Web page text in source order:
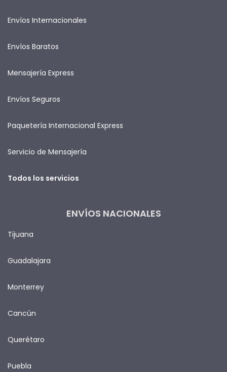
Envíos Internacionales
Envíos Baratos
Mensajería Express
Envíos Seguros
Paquetería Internacional Express
Servicio de Mensajería
Todos los servicios
ENVÍOS NACIONALES
Tijuana
Guadalajara
Monterrey
Cancún
Querétaro
Puebla